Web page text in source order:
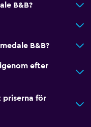
B&B?
B&B?
efter
priserna för